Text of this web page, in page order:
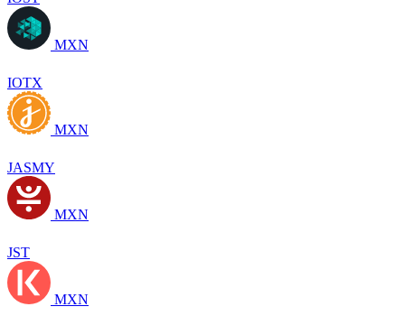
MXN
IOTX
MXN
JASMY
MXN
JST
MXN